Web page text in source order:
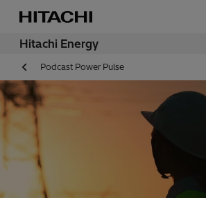
Hitachi Energy
Podcast Power Pulse